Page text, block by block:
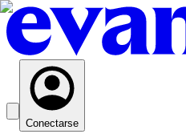
Conectarse